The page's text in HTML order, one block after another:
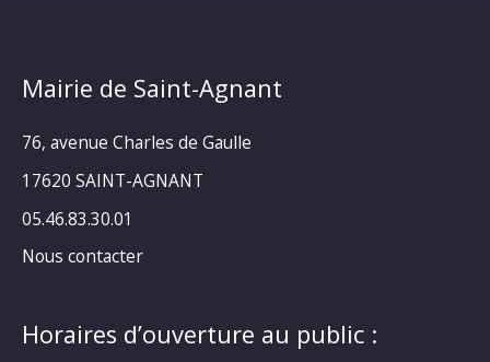
Mairie de Saint-Agnant
76, avenue Charles de Gaulle
17620 SAINT-AGNANT
05.46.83.30.01
Nous contacter
Horaires d’ouverture au public :